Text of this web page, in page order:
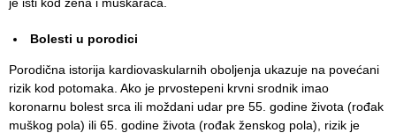
Bolesti u porodici
Porodična istorija kardiovaskularnih obolјenja ukazuje na povećani
rizik kod potomaka. Ako je prvostepeni krvni srodnik imao
koronarnu bolest srca ili moždani udar pre 55. godine života (rođak
muškog pola) ili 65. godine života (rođak ženskog pola), rizik je
Pregledi
Sistematski
pregledi
Lekarska